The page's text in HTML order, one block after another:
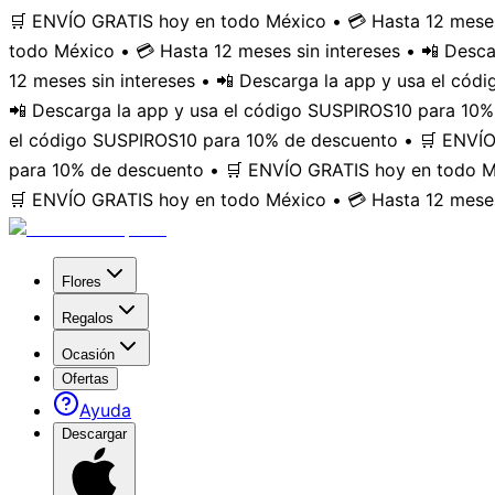
🛒 ENVÍO GRATIS hoy en todo México • 💳 Hasta 12
todo México • 💳 Hasta 12 meses sin intereses • 📲
12 meses sin intereses • 📲 Descarga la app y usa el
📲 Descarga la app y usa el código SUSPIROS10 para
el código SUSPIROS10 para 10% de descuento • 🛒
para 10% de descuento • 🛒 ENVÍO GRATIS hoy en todo
🛒 ENVÍO GRATIS hoy en todo México • 💳 Hasta 12
Flores
Regalos
Ocasión
Ofertas
Ayuda
Descargar